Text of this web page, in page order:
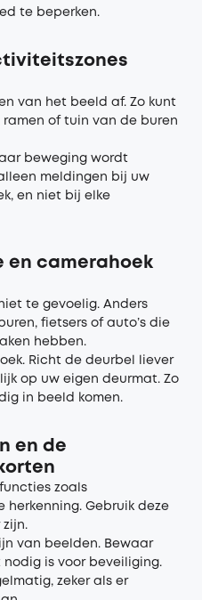
te beperken.
van het beeld af. Zo kunt
of tuin van de buren
beweging wordt
meldingen bij uw
en niet bij elke
en camerahoek
te gevoelig. Anders
fietsers of auto’s die
hebben.
Richt de deurbel liever
op uw eigen deurmat. Zo
in beeld komen.
en de
zoals
herkenning. Gebruik deze
zijn.
van beelden. Bewaar
is voor beveiliging.
zeker als er